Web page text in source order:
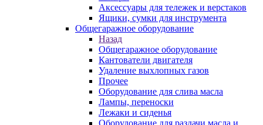
Аксессуары для тележек и верстаков
Ящики, сумки для инструмента
Общегаражное оборудование
Назад
Общегаражное оборудование
Кантователи двигателя
Удаление выхлопных газов
Прочее
Оборудование для слива масла
Лампы, переноски
Лежаки и сиденья
Оборудование для раздачи масла и